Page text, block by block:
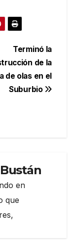
Terminó la
de la
de olas en el
Suburbio
en
que